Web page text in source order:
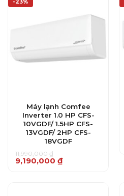
-23%
Máy lạnh Comfee
Inverter 1.0 HP CFS-
10VGDF/ 1.5HP CFS-
13VGDF/ 2HP CFS-
18VGDF
11,990,000₫
Giá
gốc
9,190,000 ₫
Giá
hiện